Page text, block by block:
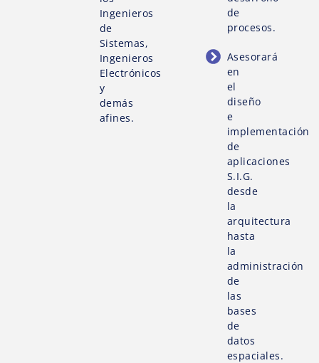
Ingenieros
de
Sistemas,
Ingenieros
Electrónicos
y
demás
afines.
de
procesos.
Asesorará
en
el
diseño
e
implementación
de
aplicaciones
S.I.G.
desde
la
arquitectura
hasta
la
administración
de
las
bases
de
datos
espaciales.